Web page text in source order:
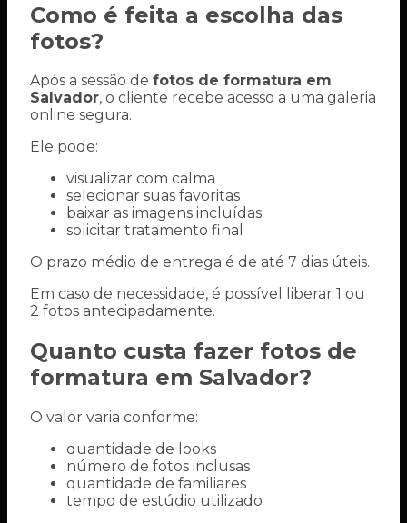
Como é feita a escolha das
fotos?
Após a sessão de fotos de formatura em
Salvador, o cliente recebe acesso a uma galeria
online segura.
Ele pode:
visualizar com calma
selecionar suas favoritas
baixar as imagens incluídas
solicitar tratamento final
O prazo médio de entrega é de até 7 dias úteis.
Em caso de necessidade, é possível liberar 1 ou
2 fotos antecipadamente.
Quanto custa fazer fotos de
formatura em Salvador?
O valor varia conforme:
quantidade de looks
número de fotos inclusas
quantidade de familiares
tempo de estúdio utilizado